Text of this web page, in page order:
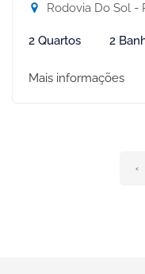
Rodovia Do Sol -
2 Quartos 2
Mais informações
‹